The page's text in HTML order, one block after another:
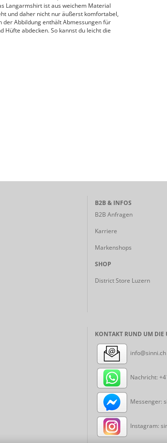
Langarmshirt ist aus weichem Material
und daher nicht nur äußerst komfortabel,
der Abbildung enthält Abmessungen für
Hüfte abdecken. So kannst du leicht die
B2B & INFOS
B2B Anfragen
Karriere
Markenshops
SHOP
District Store Luzern
KONTAKT RUND UM DIE
info@sinni.ch
Nachricht:
Messenger:
Instagram: